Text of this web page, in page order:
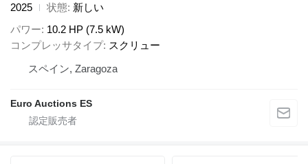
2025
状態 新しい
パワー 10.2 HP (7.5 kW)
コンプレッサタイプ スクリュー
スペイン, Zaragoza
Euro Auctions ES